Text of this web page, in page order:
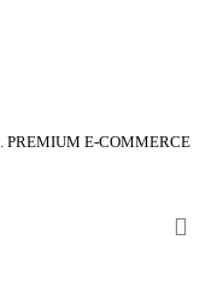
. PREMIUM E-COMMERCE